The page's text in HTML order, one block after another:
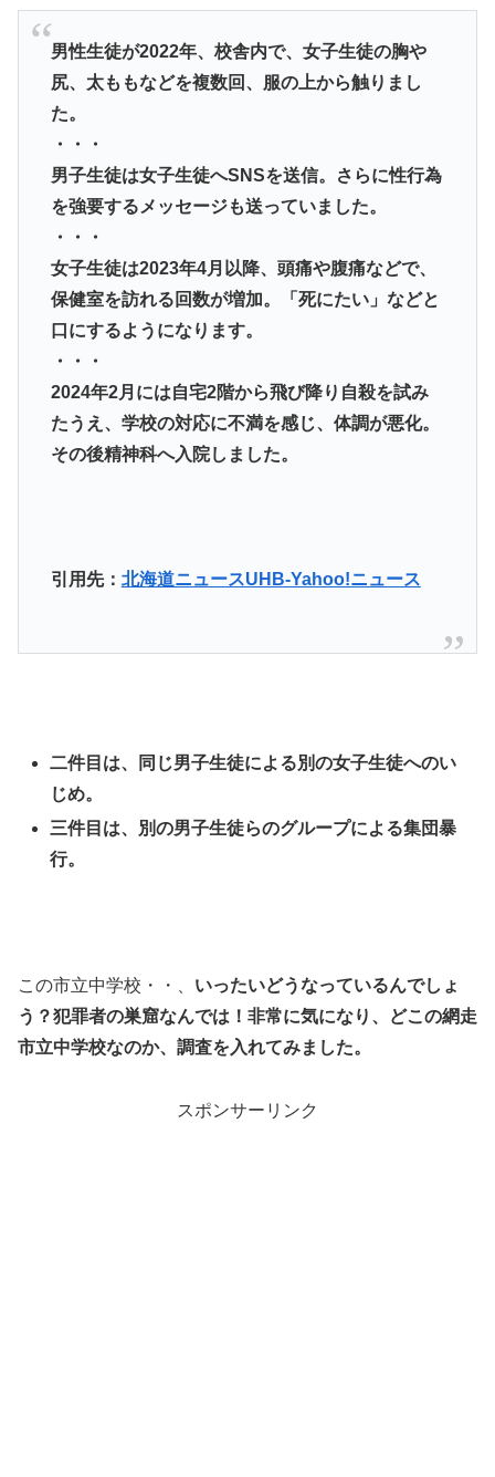
男性生徒が2022年、校舎内で、女子生徒の胸や
尻、太ももなどを複数回、服の上から触りまし
た。
・・・
男子生徒は女子生徒へSNSを送信。さらに性行為
を強要するメッセージも送っていました。
・・・
女子生徒は2023年4月以降、頭痛や腹痛などで、
保健室を訪れる回数が増加。「死にたい」などと
口にするようになります。
・・・
2024年2月には自宅2階から飛び降り自殺を試み
たうえ、学校の対応に不満を感じ、体調が悪化。
その後精神科へ入院しました。
引用先： 北海道ニュースUHB-Yahoo!ニュース
二件目は、同じ男子生徒による別の女子生徒へのい
じめ。
三件目は、別の男子生徒らのグループによる集団暴
行。
この市立中学校・・、 いったいどうなっているんでしょ
う？犯罪者の巣窟なんでは！非常に気になり、どこの網走
市立中学校なのか、調査を入れてみました。
スポンサーリンク